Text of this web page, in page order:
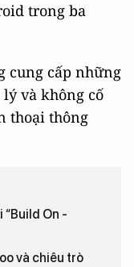
trong ba
cung cấp những
và không cố
thoại thông
On -
và chiêu trò